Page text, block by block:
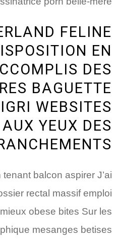
FELINE
EN
DES
BAGUETTE
WEBSITES
AUX YEUX DES
balcon aspirer J’ai
rectal massif emploi
obese bites Sur les
mesanges betises